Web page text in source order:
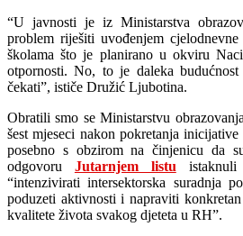
“U javnosti je iz Ministarstva
problem riješiti uvođenjem
školama što je planirano u okviru
otpornosti. No, to je daleka
čekati”, ističe Družić Ljubotina.
Obratili smo se Ministarstvu
šest mjeseci nakon pokretanja
posebno s obzirom na činjenicu da
odgovoru Jutarnjem listu
“intenzivirati intersektorska suradnja
poduzeti aktivnosti i napraviti
kvalitete života svakog djeteta u RH”.